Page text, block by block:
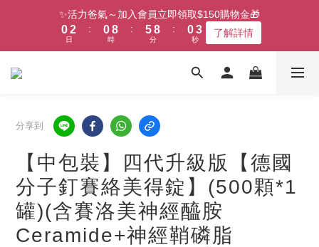
✨活力爸氣～加入會員立即領取$150購物金🎁
1
0
3
2
1
日
:
1
0
9
8
7
2
1
時
:
6
5
4
9
8
7
2
1
0
分
:
1
0
2
1
0
秒
了解詳情
分享到
【中包裝】四代升級版【德國
分子釘賽絡美得錠】(500顆*1
罐)(含賽洛美神經醯胺
Ceramide+神經鞘磷脂